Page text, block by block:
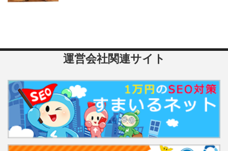
運営会社関連サイト